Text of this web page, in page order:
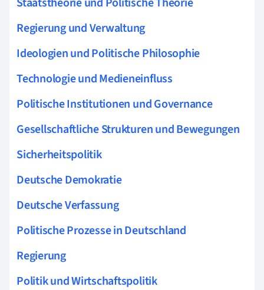
Regierung und Verwaltung
Ideologien und Politische Philosophie
Technologie und Medieneinfluss
Politische Institutionen und Governance
Gesellschaftliche Strukturen und Bewegungen
Sicherheitspolitik
Deutsche Demokratie
Deutsche Verfassung
Politische Prozesse in Deutschland
Regierung
Politik und Wirtschaftspolitik